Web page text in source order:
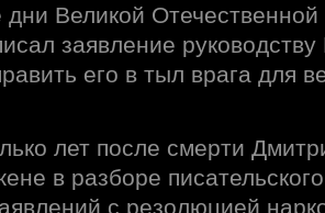
Великой
заявление
его в тыл врага для
лет после смерти
в разборе
с резолюцией